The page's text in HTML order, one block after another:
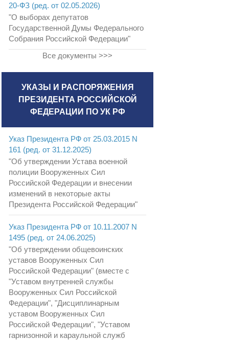
20-ФЗ (ред. от 02.05.2026)
"О выборах депутатов
Государственной Думы Федерального
Собрания Российской Федерации"
Все документы >>>
УКАЗЫ И РАСПОРЯЖЕНИЯ
ПРЕЗИДЕНТА РОССИЙСКОЙ
ФЕДЕРАЦИИ ПО УК РФ
Указ Президента РФ от 25.03.2015 N
161 (ред. от 31.12.2025)
"Об утверждении Устава военной
полиции Вооруженных Сил
Российской Федерации и внесении
изменений в некоторые акты
Президента Российской Федерации"
Указ Президента РФ от 10.11.2007 N
1495 (ред. от 24.06.2025)
"Об утверждении общевоинских
уставов Вооруженных Сил
Российской Федерации" (вместе с
"Уставом внутренней службы
Вооруженных Сил Российской
Федерации", "Дисциплинарным
уставом Вооруженных Сил
Российской Федерации", "Уставом
гарнизонной и караульной служб